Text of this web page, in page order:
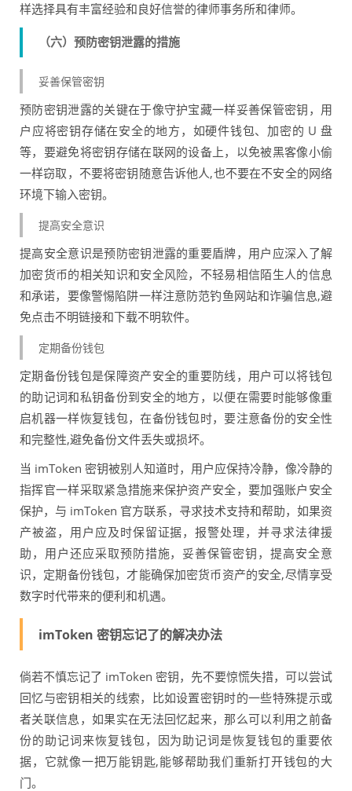
样选择具有丰富经验和良好信誉的律师事务所和律师。
（六）预防密钥泄露的措施
妥善保管密钥
预防密钥泄露的关键在于像守护宝藏一样妥善保管密钥，用
户应将密钥存储在安全的地方，如硬件钱包、加密的 U 盘
等，要避免将密钥存储在联网的设备上，以免被黑客像小偷
一样窃取，不要将密钥随意告诉他人,也不要在不安全的网络
环境下输入密钥。
提高安全意识
提高安全意识是预防密钥泄露的重要盾牌，用户应深入了解
加密货币的相关知识和安全风险，不轻易相信陌生人的信息
和承诺，要像警惕陷阱一样注意防范钓鱼网站和诈骗信息,避
免点击不明链接和下载不明软件。
定期备份钱包
定期备份钱包是保障资产安全的重要防线，用户可以将钱包
的助记词和私钥备份到安全的地方，以便在需要时能够像重
启机器一样恢复钱包，在备份钱包时，要注意备份的安全性
和完整性,避免备份文件丢失或损坏。
当 imToken 密钥被别人知道时，用户应保持冷静，像冷静的
指挥官一样采取紧急措施来保护资产安全，要加强账户安全
保护，与 imToken 官方联系，寻求技术支持和帮助，如果资
产被盗，用户应及时保留证据，报警处理，并寻求法律援
助，用户还应采取预防措施，妥善保管密钥，提高安全意
识，定期备份钱包，才能确保加密货币资产的安全,尽情享受
数字时代带来的便利和机遇。
imToken 密钥忘记了的解决办法
倘若不慎忘记了 imToken 密钥，先不要惊慌失措，可以尝试
回忆与密钥相关的线索，比如设置密钥时的一些特殊提示或
者关联信息，如果实在无法回忆起来，那么可以利用之前备
份的助记词来恢复钱包，因为助记词是恢复钱包的重要依
据，它就像一把万能钥匙,能够帮助我们重新打开钱包的大
门。